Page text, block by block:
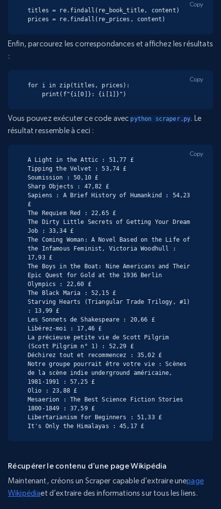
titles = re.findall(re_book_title, content)
prices = re.findall(re_prices, content)
Copy
Enfin, parcourez les correspondances et affichez les résultats
:
for i in zip(titles, prices):
    print(f"{i[0]}: {i[1]}")
Copy
Vous pouvez exécuter ce code avec python scraper.py. Le
résultat ressemble à ceci :
A Light in the Attic : 51,77 £
Tipping the Velvet : 53,74 £
Soumission : 50,10 £
Sharp Objects : 47,82 £
Sapiens : A Brief History of Humankind : 54,23
£
The Requiem Red : 22,65 £
The Dirty Little Secrets of Getting Your Dream
Job : 33,34 £
The Coming Woman: A Novel Based on the Life of
the Infamous Feminist, Victoria Woodhull :
17,93 £
The Boys in the Boat: Nine Americans and Their
Epic Quest for Gold at the 1936 Berlin
Olympics : 22,60 £
The Black Maria : 52,15 £
Starving Hearts (Triangular Trade Trilogy, #1)
: 13,99 £
Les Sonnets de Shakespeare : 20,66 £
Libérez-moi : 17,46 £
La précieuse petite vie de Scott Pilgrim
(Scott Pilgrim n° 1) : 52,29 £
Déchirez tout et recommencez : 35,02 £
Notre groupe pourrait être votre vie : Scènes
de la scène indie underground américaine,
1981-1991 : 57,25 £
Olio : 23,88 £
Mesaerion : The Best Science Fiction Stories
1800-1849 : 37,59 £
Libertarianism for Beginners : 51,33 £
It's Only the Himalayas : 45,17 £
Copy
Récupérer le contenu d’une page Wikipédia
Maintenant, créons un Scraper capable d’extraire unepage
Wikipédiaet d’extraire des informations sur tous les liens.